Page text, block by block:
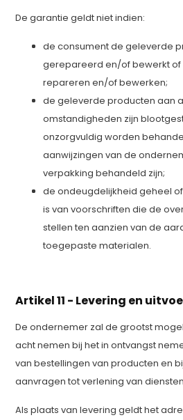
De garantie geldt niet indien:
de consument de geleverde
gerepareerd en/of bewerkt
repareren en/of bewerken;
de geleverde producten aan
omstandigheden zijn
onzorgvuldig worden
aanwijzingen van de
verpakking behandeld zijn;
de ondeugdelijkheid geheel
is van voorschriften die de
stellen ten aanzien van de
toegepaste materialen.
Artikel 11 - Levering en
De ondernemer zal de grootst
acht nemen bij het in ontvangst
van bestellingen van producten en
aanvragen tot verlening van
Als plaats van levering geldt het